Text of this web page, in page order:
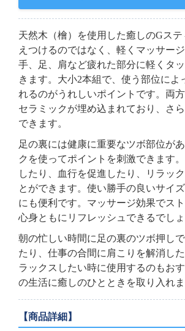
天然木（檜）を使用した癒しのGステ
えつけるのではなく、軽くマッサージ
手、足、肩など疲れた部分に軽くタ
きます。大小2本組で、使う部位によ
れるのがうれしいポイントです。両
セラミックが埋め込まれており、さ
できます。
足の裏には健康に重要なツボ部位が
クを使ってポイントを刺激できます
したり、血行を促進したり、リラッ
とができます。使い勝手の良いサイ
にも便利です。マッサージ効果でスト
心身ともにリフレッシュできるでしょ
朝の忙しい時間に足の裏のツボ押し
たり、仕事の合間に肩こりを解消し
ラックスしたい時に使用するのもお
の生活に癒しのひとときを取り入れ
【商品詳細】